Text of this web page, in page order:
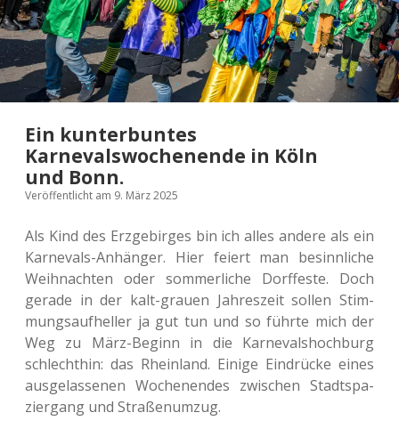
Ein kunterbuntes
Karnevalswochenende in Köln
und Bonn.
Veröffentlicht am 9. März 2025
Als Kind des Erz­ge­bir­ges bin ich alles andere als ein
Kar­ne­vals-Anhän­ger. Hier feiert man besinn­li­che
Weih­nach­ten oder som­mer­li­che Dorf­fes­te. Doch
gerade in der kalt-grauen Jah­res­zeit sollen Stim­
mungs­auf­hel­ler ja gut tun und so führte mich der
Weg zu März-Beginn in die Kar­ne­vals­hoch­burg
schlecht­hin: das Rhein­land. Einige Ein­drü­cke eines
aus­ge­las­se­nen Wochen­en­des zwi­schen Stadt­spa­
zier­gang und Straßenumzug.